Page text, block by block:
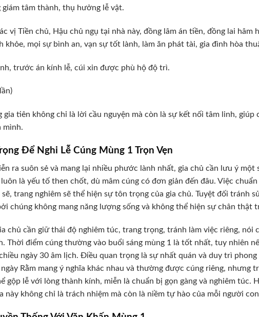
giám tâm thành, thụ hưởng lễ vật.
vị Tiền chủ, Hậu chủ ngụ tại nhà này, đồng lâm án tiền, đồng lai hâm
khỏe, mọi sự bình an, vạn sự tốt lành, làm ăn phát tài, gia đình hòa
trước án kính lễ, cúi xin được phù hộ độ trì.
gia tiên không chỉ là lời cầu nguyện mà còn là sự kết nối tâm linh, giúp
mình.
Để Nghi Lễ Cúng Mùng 1 Trọn Vẹn
ra suôn sẻ và mang lại nhiều phước lành nhất, gia chủ cần lưu ý một
là yếu tố then chốt, dù mâm cúng có đơn giản đến đâu. Việc
trang nghiêm sẽ thể hiện sự tôn trọng của gia chủ. Tuyệt đối tránh
chúng không mang năng lượng sống và không thể hiện sự chân thật
chủ cần giữ thái độ nghiêm túc, trang trọng, tránh làm việc riêng, nói
Thời điểm cúng thường vào buổi sáng mùng 1 là tốt nhất, tuy nhiên
ngày 30 âm lịch. Điều quan trọng là sự nhất quán và duy trì phong
Rằm mang ý nghĩa khác nhau và thường được cúng riêng, nhưng
gộp lễ với lòng thành kính, miễn là chuẩn bị gọn gàng và nghiêm túc.
này không chỉ là trách nhiệm mà còn là niềm tự hào của mỗi người